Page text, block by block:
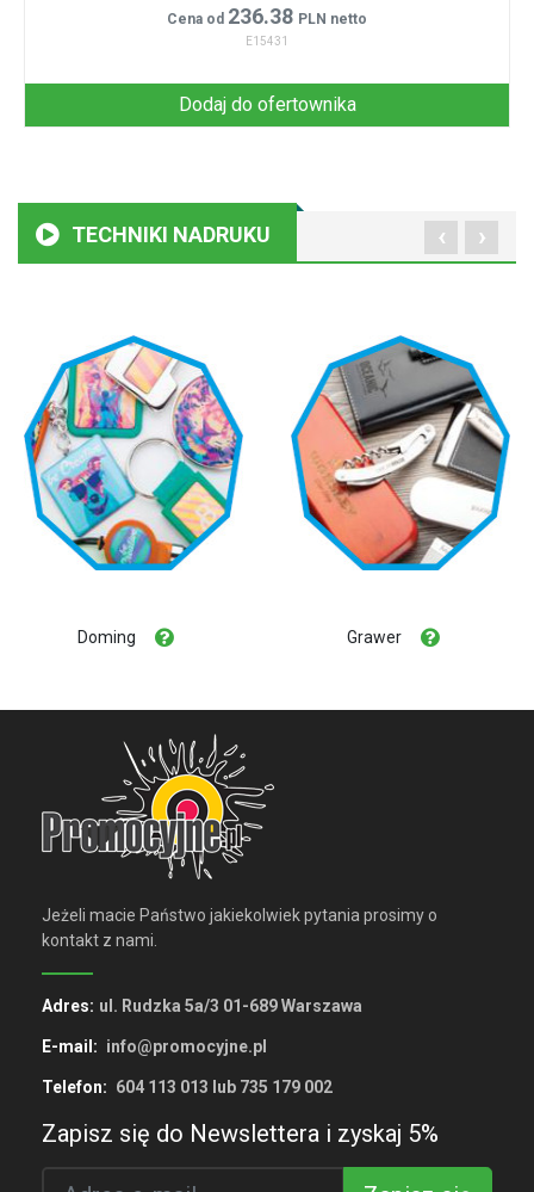
Cena od 236.38 PLN netto
E15431
Dodaj do ofertownika
TECHNIKI NADRUKU
Doming Grawer
‹ ›
Jeżeli macie Państwo jakiekolwiek pytania prosimy o
kontakt z nami.
Adres: ul. Rudzka 5a/3 01-689 Warszawa
E-mail: info@promocyjne.pl
Telefon: 604 113 013 lub 735 179 002
Zapisz się do Newslettera i zyskaj 5%